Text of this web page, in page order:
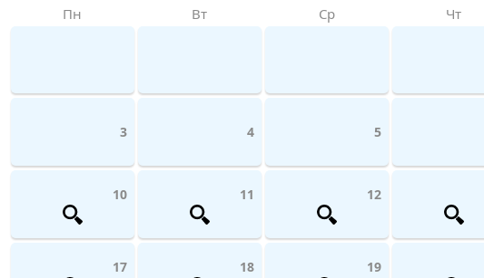
Пн Вт Ср Чт
3 4 5
10 11 12
17 18 19